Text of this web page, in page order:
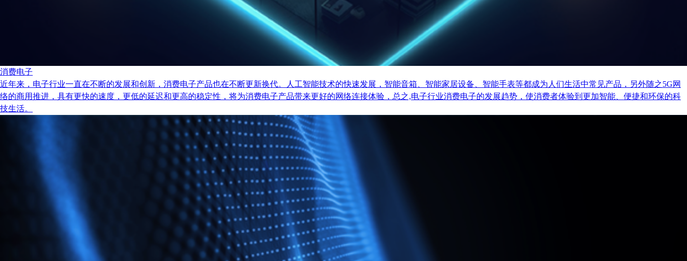
消费电子
近年来，电子行业一直在不断的发展和创新，消费电子产品也在不断更新换代。人工智能技术的快速发展，智能音箱、智能家居设备、智能手表等都成为人们生活中常见产品，另外随之5G网
络的商用推进，具有更快的速度，更低的延迟和更高的稳定性，将为消费电子产品带来更好的网络连接体验，总之,电子行业消费电子的发展趋势，使消费者体验到更加智能、便捷和环保的科
技生活。